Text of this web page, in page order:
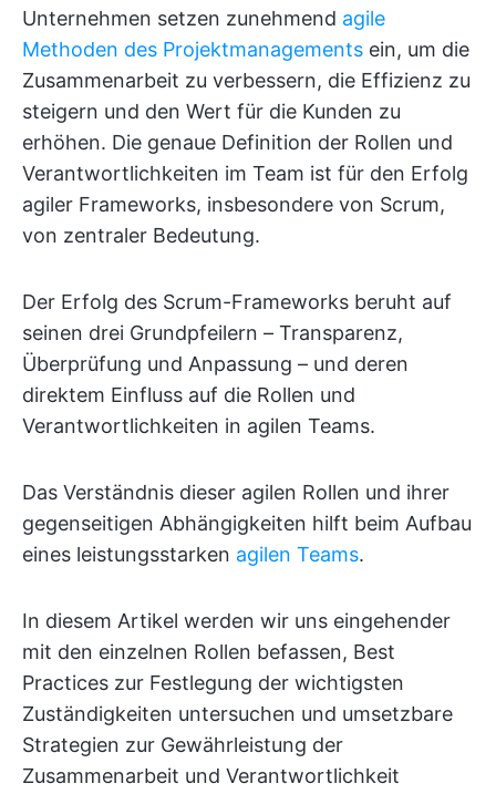
Unternehmen setzen zunehmend agile
Methoden des Projektmanagements ein, um die
Zusammenarbeit zu verbessern, die Effizienz zu
steigern und den Wert für die Kunden zu
erhöhen. Die genaue Definition der Rollen und
Verantwortlichkeiten im Team ist für den Erfolg
agiler Frameworks, insbesondere von Scrum,
von zentraler Bedeutung.
Der Erfolg des Scrum-Frameworks beruht auf
seinen drei Grundpfeilern – Transparenz,
Überprüfung und Anpassung – und deren
direktem Einfluss auf die Rollen und
Verantwortlichkeiten in agilen Teams.
Das Verständnis dieser agilen Rollen und ihrer
gegenseitigen Abhängigkeiten hilft beim Aufbau
eines leistungsstarken agilen Teams.
In diesem Artikel werden wir uns eingehender
mit den einzelnen Rollen befassen, Best
Practices zur Festlegung der wichtigsten
Zuständigkeiten untersuchen und umsetzbare
Strategien zur Gewährleistung der
Zusammenarbeit und Verantwortlichkeit